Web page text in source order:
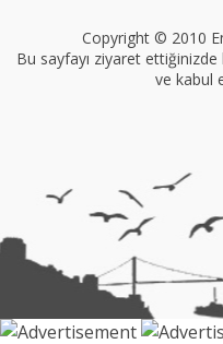
Tüm
Naz Kural
Tüm
Copyright © 2010
Bu sayfayı ziyaret ettiğinizde
ve kabul